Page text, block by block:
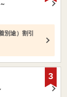
別途）割引
3